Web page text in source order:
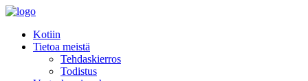
Kotiin
Tietoa meistä
Tehdaskierros
Todistus